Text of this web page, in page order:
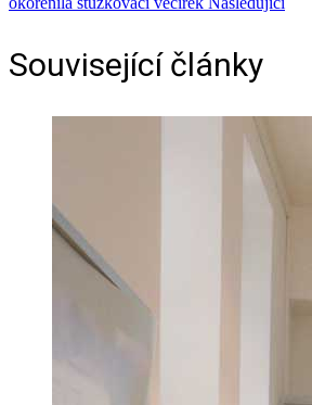
Související články